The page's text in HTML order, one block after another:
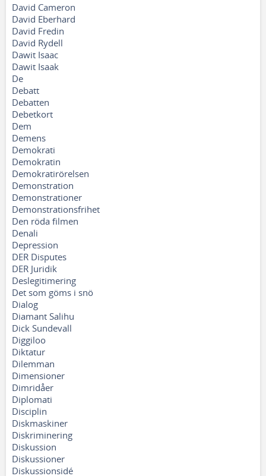
David Cameron
David Eberhard
David Fredin
David Rydell
Dawit Isaac
Dawit Isaak
De
Debatt
Debatten
Debetkort
Dem
Demens
Demokrati
Demokratin
Demokratirörelsen
Demonstration
Demonstrationer
Demonstrationsfrihet
Den röda filmen
Denali
Depression
DER Disputes
DER Juridik
Deslegitimering
Det som göms i snö
Dialog
Diamant Salihu
Dick Sundevall
Diggiloo
Diktatur
Dilemman
Dimensioner
Dimridåer
Diplomati
Disciplin
Diskmaskiner
Diskriminering
Diskussion
Diskussioner
Diskussionsidé